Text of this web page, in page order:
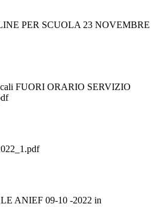
PER SCUOLA 23 NOVEMBRE
FUORI ORARIO SERVIZIO
ANIEF 09-10 -2022 in